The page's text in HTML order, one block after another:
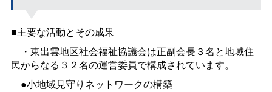
■主要な活動とその成果
・東出雲地区社会福祉協議会は正副会長３名と地域住
民からなる３２名の運営委員で構成されています。
●小地域見守りネットワークの構築